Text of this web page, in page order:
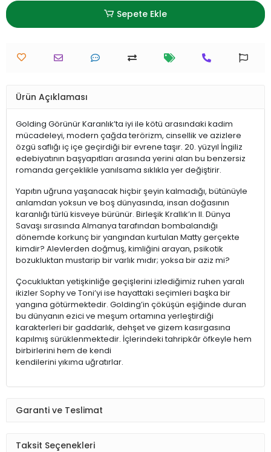
Sepete Ekle
Ürün Açıklaması
Golding Görünür Karanlık’ta iyi ile kötü arasındaki kadim
mücadeleyi, modern çağda terörizm, cinsellik ve azizlere
özgü saflığı iç içe geçirdiği bir evrene taşır. 20. yüzyıl İngiliz
edebiyatının başyapıtları arasında yerini alan bu benzersiz
romanda gerçeklikle yanılsama sıklıkla yer değiştirir.
Yapıtın uğruna yaşanacak hiçbir şeyin kalmadığı, bütünüyle
anlamdan yoksun ve boş dünyasında, insan doğasının
karanlığı türlü kisveye bürünür. Birleşik Krallık’ın II. Dünya
Savaşı sırasında Almanya tarafından bombalandığı
dönemde korkunç bir yangından kurtulan Matty gerçekte
kimdir? Alevlerden doğmuş, kimliğini arayan, psikotik
bozukluktan mustarip bir varlık mıdır; yoksa bir aziz mi?
Çocukluktan yetişkinliğe geçişlerini izlediğimiz ruhen yaralı
ikizler Sophy ve Toni’yi ise hayattaki seçimleri başka bir
yangına götürmektedir. Golding’in çöküşün eşiğinde duran
bu dünyanın ezici ve meşum ortamına yerleştirdiği
karakterleri bir gaddarlık, dehşet ve gizem kasırgasına
kapılmış sürüklenmektedir. İçlerindeki tahripkâr öfkeyle hem
birbirlerini hem de kendi
kendilerini yıkıma uğratırlar.
Garanti ve Teslimat
Taksit Seçenekleri